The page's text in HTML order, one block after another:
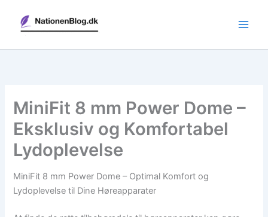
indholdet
MiniFit 8 mm Power Dome –
Eksklusiv og Komfortabel
Lydoplevelse
MiniFit 8 mm Power Dome – Optimal Komfort og
Lydoplevelse til Dine Høreapparater